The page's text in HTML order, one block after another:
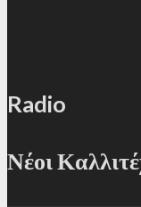
Radio
Νέοι